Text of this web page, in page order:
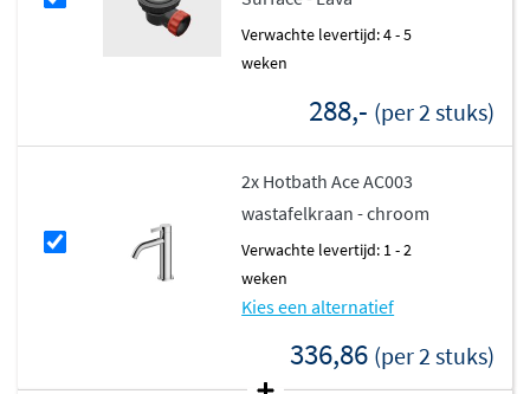
Met breedtes variërend van 100cm tot 200cm biedt het
Kurve-Dlux badmeubel volop opbergruimte. De laden en
waardoor ze geruisloos en soepel sluiten. De melamine
kast in Oak of Walnut is stijlvol en duurzaam, en het
meubel wordt volledig geassembleerd geleverd. Zo
geniet je direct van een luxe badkamermeubel zonder
gedoe bij de montage.
Verwachte levertijd: 4 - 5
weken
288,- (per 2 stuks)
2x Hotbath Ace AC003
wastafelkraan - chroom
Verwachte levertijd: 1 - 2
weken
Kies een alternatief
336,86 (per 2 stuks)